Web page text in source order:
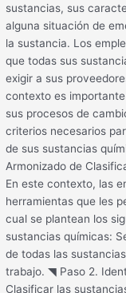
sustancias, sus
alguna situación de
la sustancia. Los
que todas sus
exigir a sus
contexto es
sus procesos de
criterios necesarios
de sus sustancias
Armonizado de
En este contexto, las
herramientas que les
cual se plantean los
sustancias químicas:
de todas las
trabajo. ◥ Paso 2.
Clasificar las